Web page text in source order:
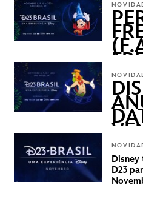
Disney
D23